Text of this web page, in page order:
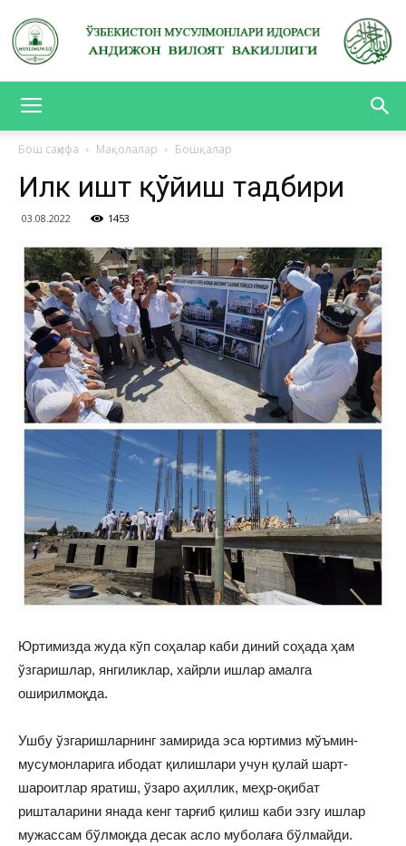
ВИЛОЯТ
ВАКИЛЛИГИ
Бош саҳифа Мақолалар Бошқалар
Илк ғишт қўйиш тадбири
03.08.2022 1453
Юртимизда жуда кўп соҳалар каби диний соҳада ҳам
ўзгаришлар, янгиликлар, хайрли ишлар амалга
оширилмоқда.
Ушбу ўзгаришларнинг замирида эса юртимиз мўъмин-
мусумонларига ибодат қилишлари учун қулай шарт-
шароитлар яратиш, ўзаро аҳиллик, меҳр-оқибат
ришталарини янада кенг тарғиб қилиш каби эзгу ишлар
мужассам бўлмоқда десак асло муболаға бўлмайди.